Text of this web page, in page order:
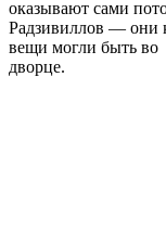
оказывают сами
Радзивиллов — они
вещи могли быть во
дворце.